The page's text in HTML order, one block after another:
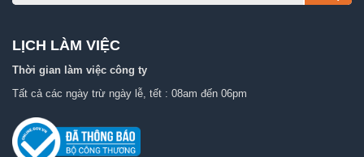
LỊCH LÀM VIỆC
Thời gian làm việc công ty
Tất cả các ngày trừ ngày lễ, tết : 08am đến 06pm